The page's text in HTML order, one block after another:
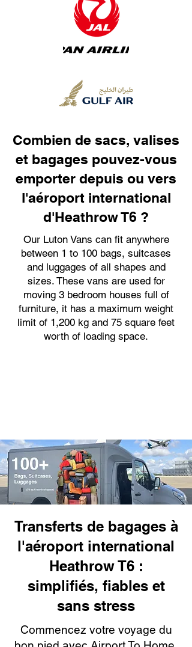
Combien de sacs, valises
et bagages pouvez-vous
emporter depuis ou vers
l'aéroport international
d'Heathrow T6 ?
Our Luton Vans can fit anywhere
between 1 to 100 bags, suitcases
and luggages of all shapes and
sizes. These vans are used for
moving 3 bedroom houses full of
furniture, it has a maximum weight
limit of 1,200 kg and 75 square feet
worth of loading space.
Transferts de bagages à
l'aéroport international
Heathrow T6 :
simplifiés, fiables et
sans stress
Commencez votre voyage du